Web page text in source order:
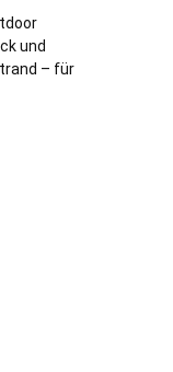
und
– für